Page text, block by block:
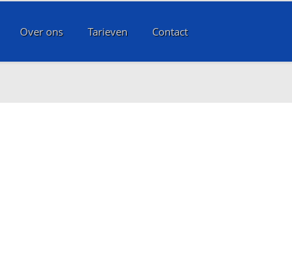
Over ons Tarieven Contact